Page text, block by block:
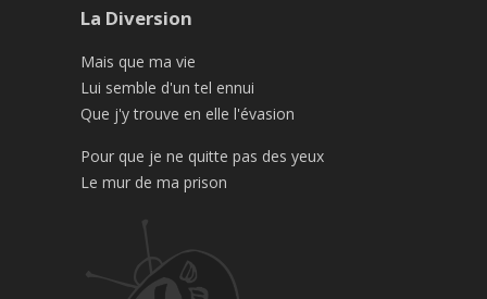
La Diversion
Mais que ma vie
Lui semble d'un tel ennui
Que j'y trouve en elle l'évasion
Pour que je ne quitte pas des yeux
Le mur de ma prison